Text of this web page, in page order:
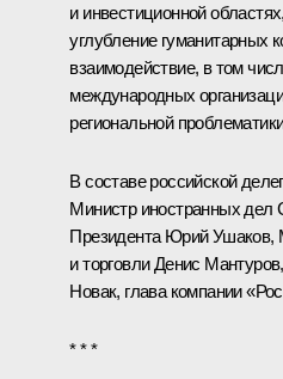
и инвестиционной
углубление гуманитарных
взаимодействие, в том
международных
региональной
В составе российской
Министр иностранных дел
Президента Юрий Ушаков,
и торговлиДенис Мантуров
Новак, глава компании
* * *